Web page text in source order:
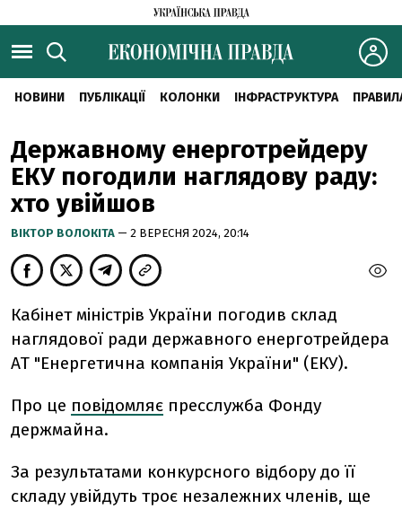
НОВИНИ ПУБЛІКАЦІЇ КОЛОНКИ ІНФРАСТРУКТУРА
Державному енерготрейдеру
ЕКУ погодили наглядову раду:
хто увійшов
ВІКТОР ВОЛОКІТА — 2 ВЕРЕСНЯ 2024, 20:14
Кабінет міністрів України погодив склад
наглядової ради державного енерготрейдера
АТ "Енергетична компанія України" (ЕКУ).
Про це повідомляє пресслужба Фонду
держмайна.
За результатами конкурсного відбору до її
складу увійдуть троє незалежних членів, ще